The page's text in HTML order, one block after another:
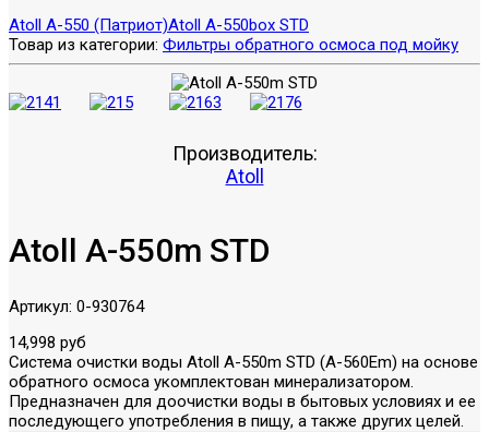
Atoll A-550 (Патриот)Atoll A-550box STD
Товар из категории: Фильтры обратного осмоса под мойку
Производитель:
Atoll
Atoll A-550m STD
Артикул: 0-930764
14,998 руб
Система очистки воды Atoll A-550m STD (A-560Em) на основе
обратного осмоса укомплектован минерализатором.
Предназначен для доочистки воды в бытовых условиях и ее
последующего употребления в пищу, а также других целей.